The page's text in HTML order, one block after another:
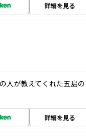
詳細を見る
人が教えてくれた五島の
詳細を見る